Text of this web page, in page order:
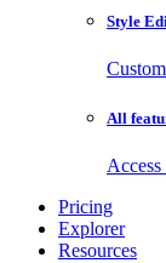
Style
All
Pricing
Explorer
Resources